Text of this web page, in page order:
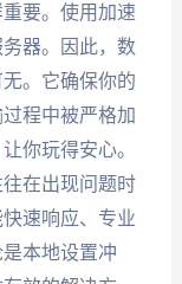
要。使用加速
器。因此，数
。它确保你的
程中被严格加
你玩得安心。
在出现问题时
速响应、专业
本地设置冲